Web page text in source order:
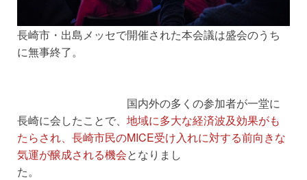
長崎市・出島メッセで開催された本会議は盛会のうち
に無事終了。
国内外の多くの参加者が一堂に
長崎に会したことで、 地域に多大な経済波及効果がも
たらされ、長崎市民のMICE受け入れに対する前向きな
気運が醸成される機会となりまし
た。